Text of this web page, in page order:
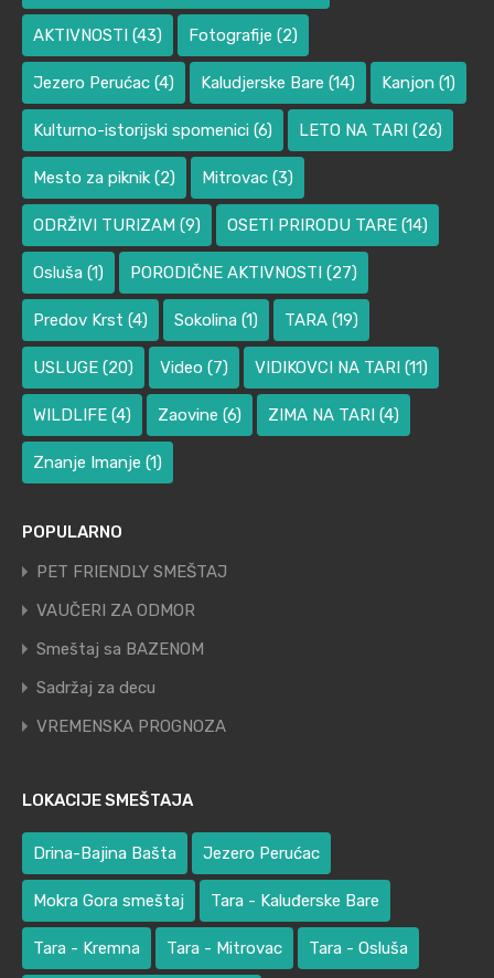
AKTIVNOSTI (43) Fotografije (2)
Jezero Perućac (4) Kaludjerske Bare (14) Kanjon (1)
Kulturno-istorijski spomenici (6) LETO NA TARI (26)
Mesto za piknik (2) Mitrovac (3)
ODRŽIVI TURIZAM (9) OSETI PRIRODU TARE (14)
Osluša (1) PORODIČNE AKTIVNOSTI (27)
Predov Krst (4) Sokolina (1) TARA (19)
USLUGE (20) Video (7) VIDIKOVCI NA TARI (11)
WILDLIFE (4) Zaovine (6) ZIMA NA TARI (4)
Znanje Imanje (1)
POPULARNO
PET FRIENDLY SMEŠTAJ
VAUČERI ZA ODMOR
Smeštaj sa BAZENOM
Sadržaj za decu
VREMENSKA PROGNOZA
LOKACIJE SMEŠTAJA
Drina-Bajina Bašta Jezero Perućac
Mokra Gora smeštaj Tara - Kaluđerske Bare
Tara - Kremna Tara - Mitrovac Tara - Osluša